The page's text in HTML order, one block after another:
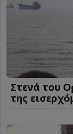
Στενά του
της